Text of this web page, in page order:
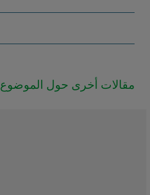
مقالات أخرى حول الموضوع